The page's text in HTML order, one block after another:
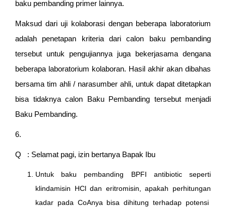
baku pembanding primer lainnya.
Maksud dari uji kolaborasi dengan beberapa laboratorium
adalah penetapan kriteria dari calon baku pembanding
tersebut untuk pengujiannya juga bekerjasama dengana
beberapa laboratorium kolaboran. Hasil akhir akan dibahas
bersama tim ahli / narasumber ahli, untuk dapat ditetapkan
bisa tidaknya calon Baku Pembanding tersebut menjadi
Baku Pembanding.
6.
Q : Selamat pagi, izin bertanya Bapak Ibu
Untuk baku pembanding BPFI antibiotic seperti
klindamisin HCl dan eritromisin, apakah perhitungan
kadar pada CoAnya bisa dihitung terhadap potensi